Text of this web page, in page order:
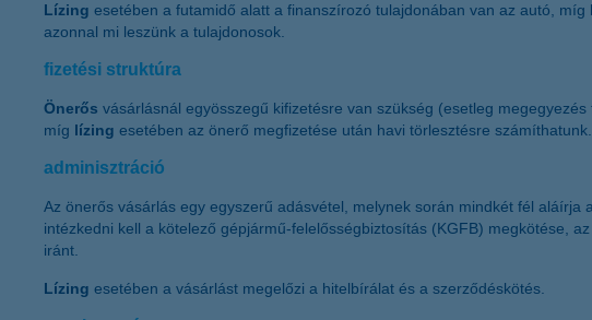
Lízing esetében a futamidő alatt a finanszírozó tulajdonában van az autó, míg
azonnal mi leszünk a tulajdonosok.
fizetési struktúra
Önerős vásárlásnál egyösszegű kifizetésre van szükség (esetleg
míg lízing esetében az önerő megfizetése után havi törlesztésre számíthatunk.
adminisztráció
Az önerős vásárlás egy egyszerű adásvétel, melynek során mindkét fél aláírja
intézkedni kell a kötelező gépjármű-felelősségbiztosítás (KGFB) megkötése,
iránt.
Lízing esetében a vásárlást megelőzi a hitelbírálat és a szerződéskötés.